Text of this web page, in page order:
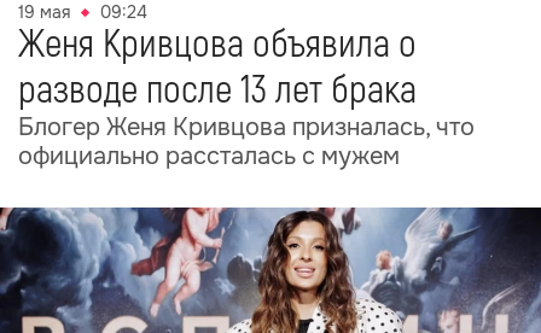
19 мая 09:24
Женя Кривцова объявила о
разводе после 13 лет брака
Блогер Женя Кривцова призналась, что
официально рассталась с мужем